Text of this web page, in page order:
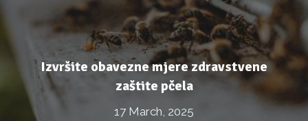
Izvršite obavezne mjere zdravstvene
zaštite pčela
17 March, 2025